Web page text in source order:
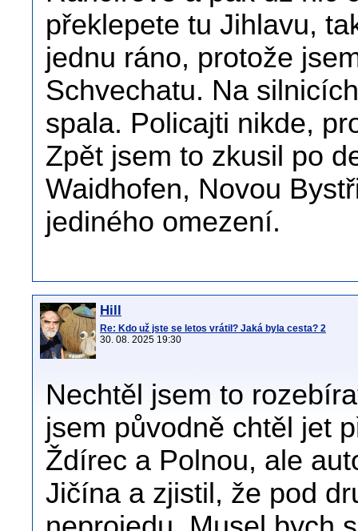
překlepete tu Jihlavu,
jednu ráno, protože
Schvechatu. Na
spala. Policajti nikde,
Zpět jsem to zkusil po
Waidhofen, Novou
jediného omezení.
Hill
Re: Kdo už jste se letos vrátil? Jaká byla cesta? 2
30. 08. 2025 19:30
Nechtěl jsem to
jsem původně chtěl jet
Ždírec a Polnou, ale
Jičína a zjistil, že pod